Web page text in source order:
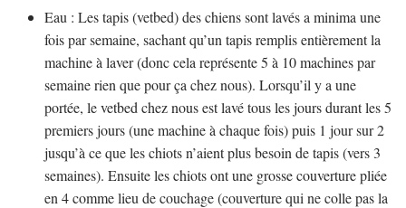
Eau : Les tapis (vetbed) des chiens sont lavés a minima une
fois par semaine, sachant qu’un tapis remplis entièrement la
machine à laver (donc cela représente 5 à 10 machines par
semaine rien que pour ça chez nous). Lorsqu’il y a une
portée, le vetbed chez nous est lavé tous les jours durant les 5
premiers jours (une machine à chaque fois) puis 1 jour sur 2
jusqu’à ce que les chiots n’aient plus besoin de tapis (vers 3
semaines). Ensuite les chiots ont une grosse couverture pliée
en 4 comme lieu de couchage (couverture qui ne colle pas la